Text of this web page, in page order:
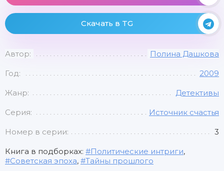
Скачать в TG
Автор: Полина Дашкова
Год: 2009
Жанр: Детективы
Серия: Источник счастья
Номер в серии: 3
Книга в подборках: Политические интриги,
Советская эпоха, Тайны прошлого